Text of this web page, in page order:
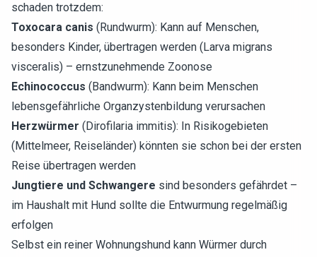
schaden trotzdem:
Toxocara canis (Rundwurm): Kann auf Menschen,
besonders Kinder, übertragen werden (Larva migrans
visceralis) – ernstzunehmende Zoonose
Echinococcus (Bandwurm): Kann beim Menschen
lebensgefährliche Organzystenbildung verursachen
Herzwürmer (Dirofilaria immitis): In Risikogebieten
(Mittelmeer, Reiseländer) könnten sie schon bei der ersten
Reise übertragen werden
Jungtiere und Schwangere sind besonders gefährdet –
im Haushalt mit Hund sollte die Entwurmung regelmäßig
erfolgen
Selbst ein reiner Wohnungshund kann Würmer durch